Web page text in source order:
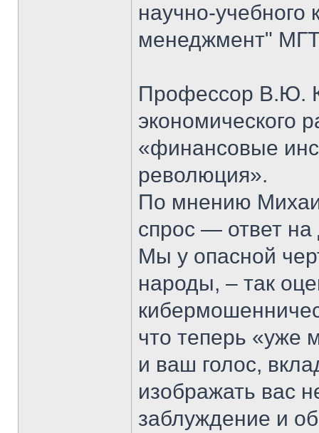
научно-
менеджмент"
Профессор В.Ю.
экономического
«финансовые
революция».
По мнению
спрос — ответ
Мы у опасной
народы, – так
что теперь «уже
и ваш голос,
изображать вас
заблуждение и